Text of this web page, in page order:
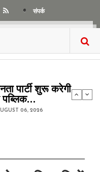
संपर्क
पार्टी शुरू करेगी
पब्लिक…
06, 2026